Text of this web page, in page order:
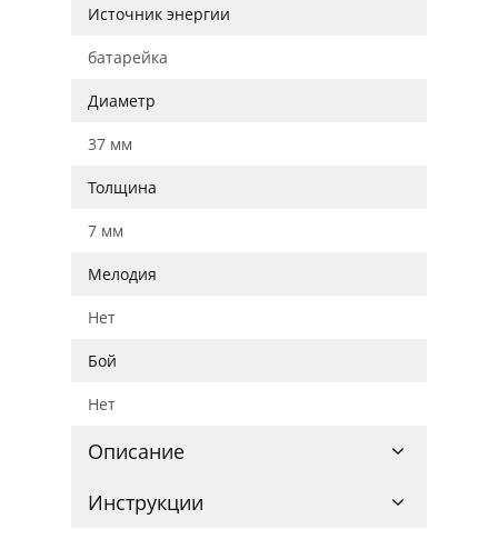
Источник энергии
батарейка
Диаметр
37 мм
Толщина
7 мм
Мелодия
Нет
Бой
Нет
Описание
Инструкции